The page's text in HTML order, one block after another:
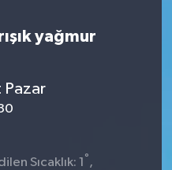
yağmur
Pazar
Sıcaklık: 1 ° ,